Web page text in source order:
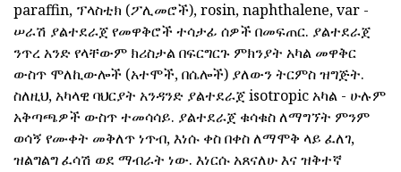
paraffin, ፕላስቲክ (ፖሊመሮች), rosin, naphthalene, var -
ሠራሽ ያልተደራጀ የመዋቅሮች ተሳታፊ ሰዎች በመፍጠር. ያልተደራጀ
ንጥረ አንድ የላቸውም ክሪስታል በፍርግርጉ ምክንያት አካል መዋቅር
ውስጥ ሞለኪውሎች (አተሞች, በሴሎች) ያለውን ትርምስ ዝግጅት.
ስለዚህ, አካላዊ ባህርያት አንዳንድ ያልተደራጀ isotropic አካል - ሁሉም
አቅጣጫዎች ውስጥ ተመሳሳይ. ያልተደራጀ ቁሳቁስ ለማግኘት ምንም
ወሳኝ የሙቀት መቅለጥ ነጥብ, እነሱ ቀስ በቀስ ለማሞቅ ላይ ፈለገ,
ዝልግልግ ፈሳሽ ወደ ማብራት ነው. እነርሱ አጸናለሁ እና ዝቅተኛ